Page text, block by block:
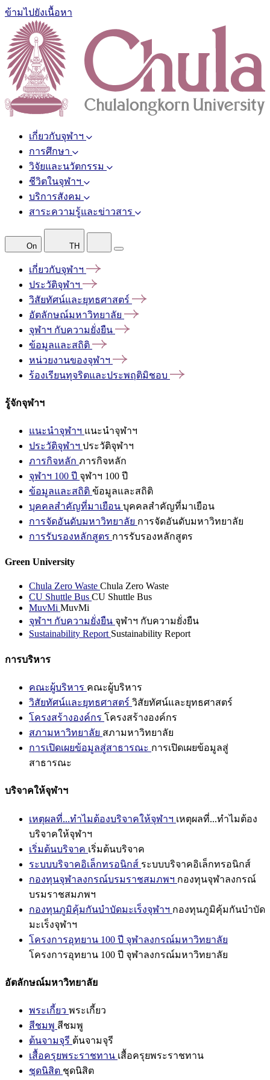
ข้ามไปยังเนื้อหา
เกี่ยวกับจุฬาฯ
การศึกษา
วิจัยและนวัตกรรม
ชีวิตในจุฬาฯ
บริการสังคม
สาระความรู้และข่าวสาร
On TH
เกี่ยวกับจุฬาฯ
ประวัติจุฬาฯ
วิสัยทัศน์และยุทธศาสตร์
อัตลักษณ์มหาวิทยาลัย
จุฬาฯ กับความยั่งยืน
ข้อมูลและสถิติ
หน่วยงานของจุฬาฯ
ร้องเรียนทุจริตและประพฤติมิชอบ
รู้จักจุฬาฯ
แนะนำจุฬาฯ แนะนำจุฬาฯ
ประวัติจุฬาฯ ประวัติจุฬาฯ
ภารกิจหลัก ภารกิจหลัก
จุฬาฯ 100 ปี จุฬาฯ 100 ปี
ข้อมูลและสถิติ ข้อมูลและสถิติ
บุคคลสำคัญที่มาเยือน บุคคลสำคัญที่มาเยือน
การจัดอันดับมหาวิทยาลัย การจัดอันดับมหาวิทยาลัย
การรับรองหลักสูตร การรับรองหลักสูตร
Green University
Chula Zero Waste Chula Zero Waste
CU Shuttle Bus CU Shuttle Bus
MuvMi MuvMi
จุฬาฯ กับความยั่งยืน จุฬาฯ กับความยั่งยืน
Sustainability Report Sustainability Report
การบริหาร
คณะผู้บริหาร คณะผู้บริหาร
วิสัยทัศน์และยุทธศาสตร์ วิสัยทัศน์และยุทธศาสตร์
โครงสร้างองค์กร โครงสร้างองค์กร
สภามหาวิทยาลัย สภามหาวิทยาลัย
การเปิดเผยข้อมูลสู่สาธารณะ การเปิดเผยข้อมูลสู่
สาธารณะ
บริจาคให้จุฬาฯ
เหตุผลที่...ทำไมต้องบริจาคให้จุฬาฯ เหตุผลที่...ทำไมต้อง
บริจาคให้จุฬาฯ
เริ่มต้นบริจาค เริ่มต้นบริจาค
ระบบบริจาคอิเล็กทรอนิกส์ ระบบบริจาคอิเล็กทรอนิกส์
กองทุนจุฬาลงกรณ์บรมราชสมภพฯ กองทุนจุฬาลงกรณ์
บรมราชสมภพฯ
กองทุนภูมิคุ้มกันบำบัดมะเร็งจุฬาฯ กองทุนภูมิคุ้มกันบำบัด
มะเร็งจุฬาฯ
โครงการอุทยาน 100 ปี จุฬาลงกรณ์มหาวิทยาลัย
โครงการอุทยาน 100 ปี จุฬาลงกรณ์มหาวิทยาลัย
อัตลักษณ์มหาวิทยาลัย
พระเกี้ยว พระเกี้ยว
สีชมพู สีชมพู
ต้นจามจุรี ต้นจามจุรี
เสื้อครุยพระราชทาน เสื้อครุยพระราชทาน
ชุดนิสิต ชุดนิสิต